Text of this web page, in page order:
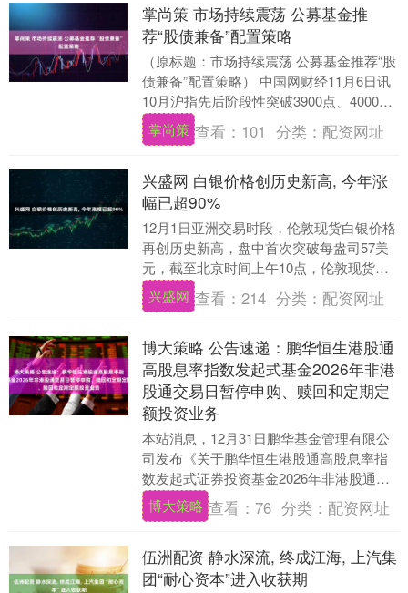
掌尚策 市场持续震荡 公募基金推
荐“股债兼备”配置策略
（原标题：市场持续震荡 公募基金推荐“股
债兼备”配置策略） 中国网财经11月6日讯
10月沪指先后阶段性突破3900点、4000点
关键整数关口，此后市场持续震荡....
掌尚策 查看： 101 分类： 配资网址
兴盛网 白银价格创历史新高, 今年涨
幅已超90%
12月1日亚洲交易时段，伦敦现货白银价格
再创历史新高，盘中首次突破每盎司57美
元，截至北京时间上午10点，伦敦现货银
价报每盎司57.7美元，涨幅约2.3%。今
年....
兴盛网 查看：214 分类： 配资网址
博大策略 公告速递：鹏华恒生港股通
高股息率指数发起式基金2026年非港
股通交易日暂停申购、赎回和定期定
额投资业务
本站消息，12月31日鹏华基金管理有限公
司发布《关于鹏华恒生港股通高股息率指
数发起式证券投资基金2026年非港股通交
易日暂停申购、赎回和定期定额投资业务
的公告》....
博大策略 查看：76 分类： 配资网址
伍洲配资 静水深流, 终成江海, 上汽集
团“耐心资本”进入收获期